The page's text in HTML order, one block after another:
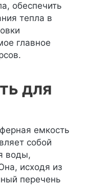
обеспечить
тепла в
главное
для
емкость
собой
воды,
исходя из
перечень